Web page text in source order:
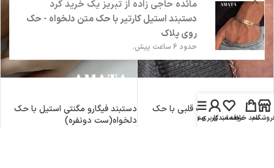
دستبند کاپلی دیپلمات قلبی با حک
رایگان
دستبند فیگارو مگنتی استیل با حک
دلخواه(ست دونفره)
سبد خریدعلاقه مندی
حساب کاربری من
منو
مائده حاجی زاده ازتبریزیک خرید کرد
دستبند استیل کارتیر با حک متن دلخواه - حک
روی پلاک
حدود 6 ساعت پیش.
محمد سیاح
قم